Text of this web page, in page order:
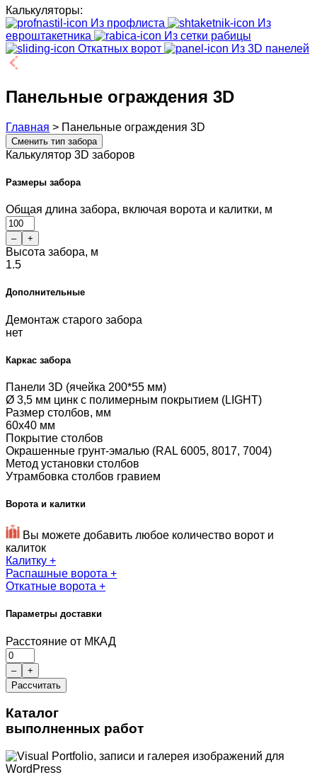
Калькуляторы:
Из профлиста
Из
евроштакетника
Из сетки рабицы
Откатных ворот
Из 3D панелей
Панельные ограждения 3D
Главная > Панельные ограждения 3D
Сменить тип забора
Калькулятор 3D заборов
Размеры забора
Общая длина забора, включая ворота и калитки, м
– +
Высота забора, м
1.5
Дополнительные
Демонтаж старого забора
нет
Каркас забора
Панели 3D (ячейка 200*55 мм)
Ø 3,5 мм цинк с полимерным покрытием (LIGHT)
Размер столбов, мм
60x40 мм
Покрытие столбов
Окрашенные грунт-эмалью (RAL 6005, 8017, 7004)
Метод установки столбов
Утрамбовка столбов гравием
Ворота и калитки
Вы можете добавить любое количество ворот и
калиток
Калитку +
Распашные ворота +
Откатные ворота +
Параметры доставки
Расстояние от МКАД
–
+
Рассчитать
Каталог
выполненных работ